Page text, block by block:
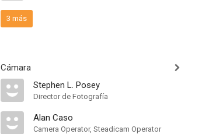
3 más
Cámara
Stephen L. Posey
Director de Fotografía
Alan Caso
Camera Operator, Steadicam Operator